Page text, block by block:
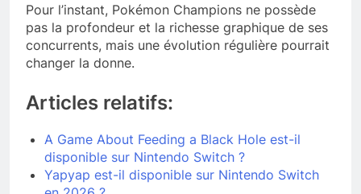
Pour l’instant, Pokémon Champions ne possède
pas la profondeur et la richesse graphique de ses
concurrents, mais une évolution régulière pourrait
changer la donne.
Articles relatifs:
A Game About Feeding a Black Hole est-il
disponible sur Nintendo Switch ?
Yapyap est-il disponible sur Nintendo Switch